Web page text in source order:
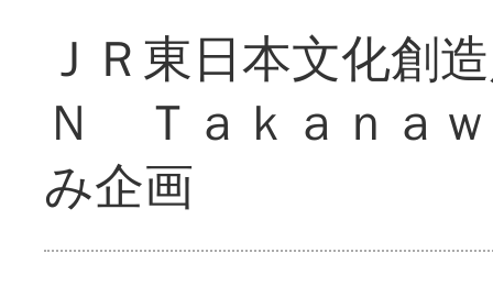
ＪＲ東日本文化創
Ｎ Ｔａｋａｎａ
み企画